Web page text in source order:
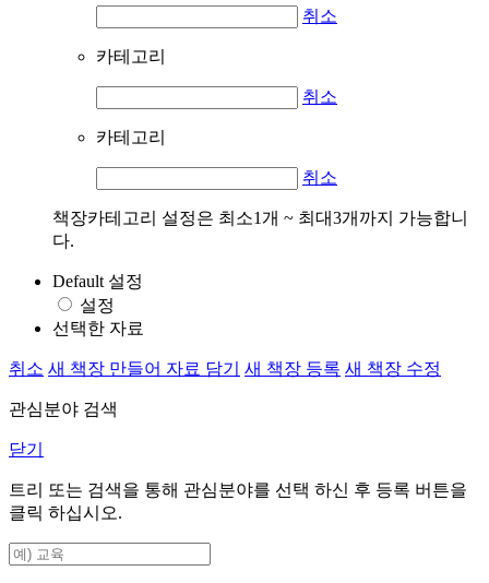
취소
카테고리
취소
카테고리
취소
책장카테고리 설정은 최소1개 ~ 최대3개까지 가능합니
다.
Default 설정
설정
선택한 자료
취소 새 책장 만들어 자료 담기 새 책장 등록 새 책장 수정
관심분야 검색
닫기
트리 또는 검색을 통해 관심분야를 선택 하신 후 등록 버튼을
클릭 하십시오.